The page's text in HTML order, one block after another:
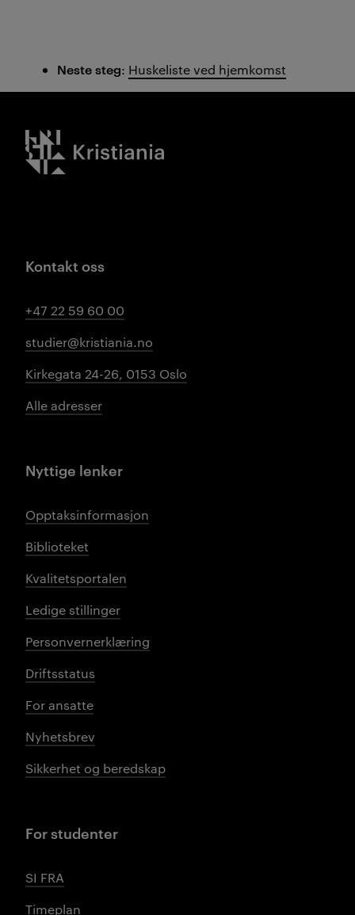
Neste steg: Huskeliste ved hjemkomst
Kristiania logo
Kontakt oss
+47 22 59 60 00
studier@kristiania.no
Kirkegata 24-26, 0153 Oslo
Alle adresser
Nyttige lenker
Opptaksinformasjon
Biblioteket
Kvalitetsportalen
Ledige stillinger
Personvernerklæring
Driftsstatus
For ansatte
Nyhetsbrev
Sikkerhet og beredskap
For studenter
SI FRA
Timeplan